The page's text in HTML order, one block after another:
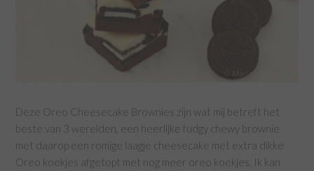
Deze Oreo Cheesecake Brownies zijn wat mij betreft het
beste van 3 werelden, een heerlijke fudgy chewy brownie
met daarop een romige laagje cheesecake met extra dikke
Oreo koekjes afgetopt met nog meer oreo koekjes. Ik kan